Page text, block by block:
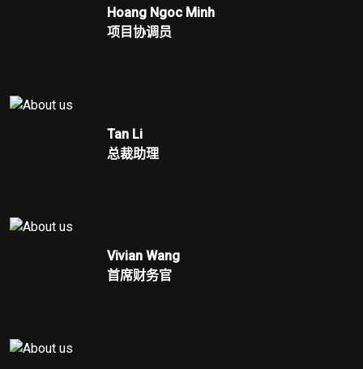
Hoang Ngoc Minh
项目协调员
Tan Li
总裁助理
Vivian Wang
首席财务官